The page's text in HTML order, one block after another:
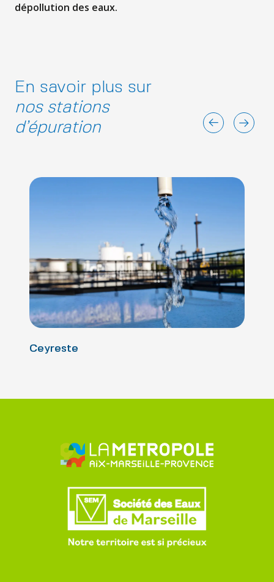
dépollution des eaux.
En savoir plus sur
nos stations
d’épuration
Ceyreste